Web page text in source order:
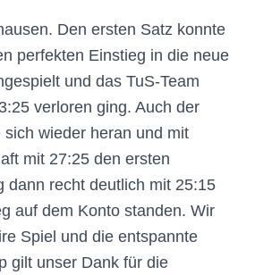
Den ersten Satz konnte
perfekten Einstieg in die neue
und das TuS-Team
verloren ging. Auch der
wieder heran und mit
mit 27:25 den ersten
dann recht deutlich mit 25:15
auf dem Konto standen. Wir
Spiel und die entspannte
gilt unser Dank für die